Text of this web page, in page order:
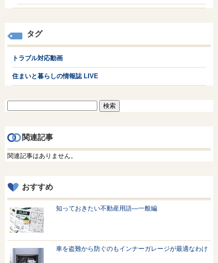
タグ
トラブル対応動画
住まいと暮らしの情報誌 LIVE
索:
関連記事
関連記事はありません。
おすすめ
知っておきたい不動産用語—一般編
車を盗難から防ぐのもインナーガレージが最適なわけ